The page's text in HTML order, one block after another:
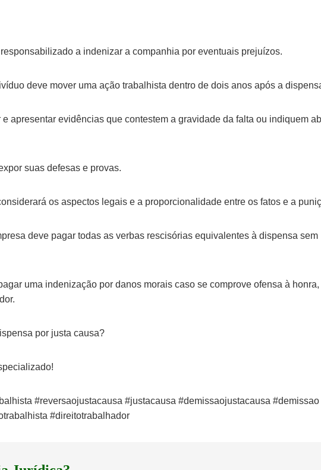
a indenizar a companhia por eventuais prejuízos.
deve mover uma ação trabalhista dentro de dois anos após a
apresentar evidências que contestem a gravidade da falta ou indiquem
suas defesas e provas.
os aspectos legais e a proporcionalidade entre os fatos e a
deve pagar todas as verbas rescisórias equivalentes à dispensa sem
uma indenização por danos morais caso se comprove ofensa à honra,
por justa causa?
#reversaojustacausa #justacausa #demissaojustacausa #demissao
#direitotrabalhador